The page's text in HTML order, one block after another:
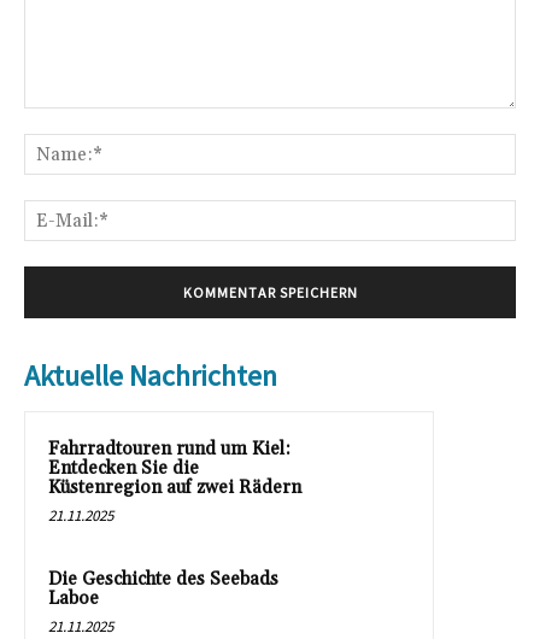
Aktuelle Nachrichten
Fahrradtouren rund um Kiel:
Entdecken Sie die
Küstenregion auf zwei Rädern
21.11.2025
Die Geschichte des Seebads
Laboe
21.11.2025